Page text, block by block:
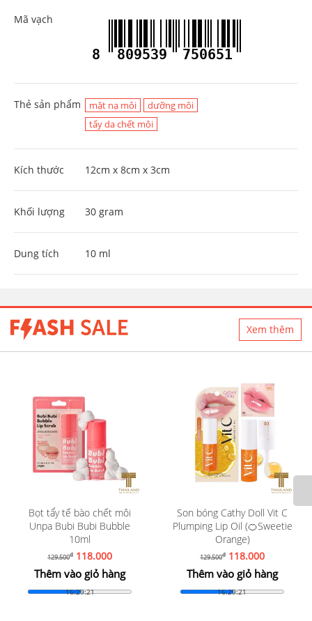
Mã vạch
8 809539 750651
Thẻ sản phẩm mặt nạ môi
dưỡng môi
tẩy da chết môi
Kích thước 12cm x 8cm x 3cm
Khối lượng 30 gram
Dung tích 10 ml
Xem thêm
Bọt tẩy tế bào chết môi
Unpa Bubi Bubi Bubble
10ml
129.500đ 118.000
Thêm vào giỏ hàng
16:29:19
Son bóng Cathy Doll Vit C
Plumping Lip Oil (🍊Sweetie
Orange)
129.500đ118.000
Thêm vào giỏ hàng
16:29:19